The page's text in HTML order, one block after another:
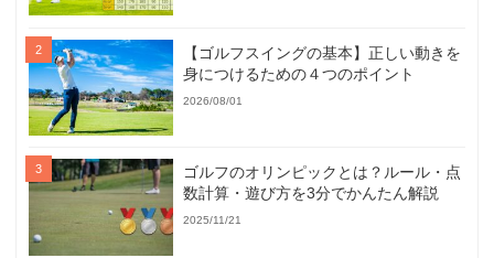
【ゴルフスイングの基本】正しい動きを
身につけるための４つのポイント
2026/08/01
ゴルフのオリンピックとは？ルール・点
数計算・遊び方を3分でかんたん解説
2025/11/21